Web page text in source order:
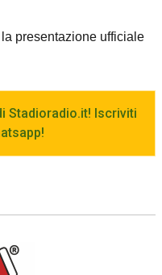
presentazione ufficiale
Stadioradio.it! Iscriviti